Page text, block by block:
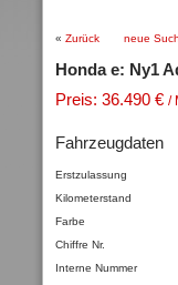
« Zurück neue
Honda e: Ny1
Preis: 36.490 € /
Fahrzeugdaten
Erstzulassung
Kilometerstand
Farbe
Chiffre Nr.
Interne Nummer